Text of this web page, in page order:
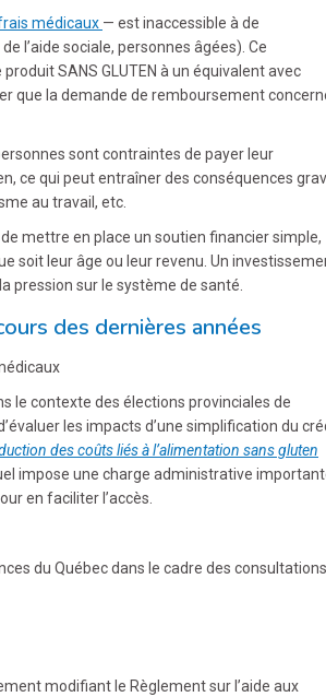
médicaux — est inaccessible à de
l’aide sociale, personnes âgées). Ce
SANS GLUTEN à un équivalent avec
que la demande de remboursement
sont contraintes de payer leur
ce qui peut entraîner des conséquences
au travail, etc.
mettre en place un soutien financier simple,
soit leur âge ou leur revenu. Un
pression sur le système de santé.
des dernières années
le contexte des élections provinciales de
les impacts d’une simplification du
des coûts liés à l’alimentation sans gluten
impose une charge administrative
en faciliter l’accès.
du Québec dans le cadre des consultations
modifiant le Règlement sur l’aide aux